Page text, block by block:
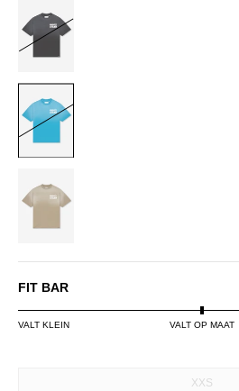
OLIVE
FIT BAR
VALT KLEIN VALT OP MAAT
XXS